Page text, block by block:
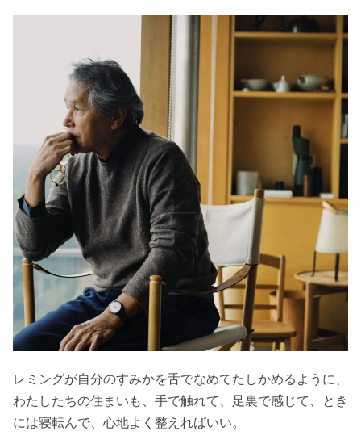
レミングが自分のすみかを舌でなめてたしかめるように、
わたしたちの住まいも、手で触れて、足裏で感じて、とき
には寝転んで、心地よく整えればいい。